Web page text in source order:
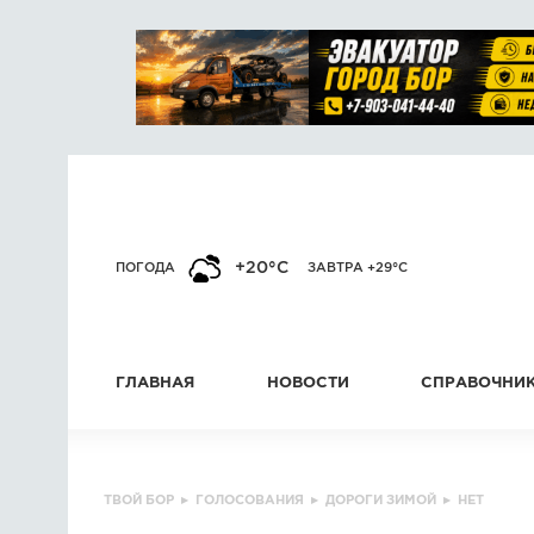
ПОГОДА +20°C ЗАВТРА +29°C
ГЛАВНАЯ НОВОСТИ
ТВОЙ БОР ▸ ГОЛОСОВАНИЯ ▸ ДОРОГИ ЗИМОЙ ▸ НЕТ